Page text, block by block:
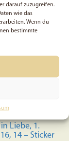
darauf zuzugreifen.
wie das
Wenn du
bestimmte
gewählt
werden
ihr tut
Liebe, 1.
14 – Sticker